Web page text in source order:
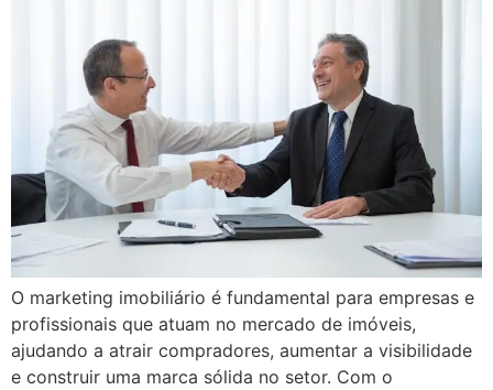
O marketing imobiliário é fundamental para empresas e
profissionais que atuam no mercado de imóveis,
ajudando a atrair compradores, aumentar a visibilidade
e construir uma marca sólida no setor. Com o